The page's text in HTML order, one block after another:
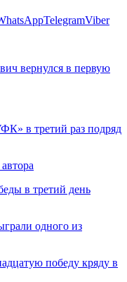
TelegramViber
вернулся в первую
в третий раз подряд
в третий день
одного из
победу кряду в